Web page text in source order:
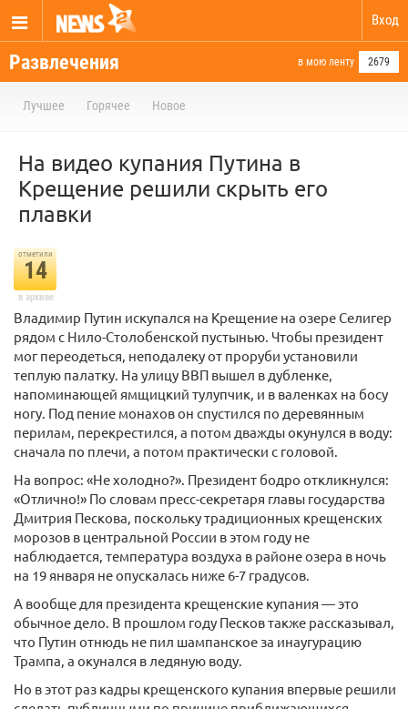
Вход
Развлечения в мою ленту 2679
Лучшее Горячее Новое
На видео купания Путина в
Крещение решили скрыть его
плавки
отметили
14
в архиве
Владимир Путин искупался на Крещение на озере Селигер
рядом с Нило-Столобенской пустынью. Чтобы президент
мог переодеться, неподалеку от проруби установили
теплую палатку. На улицу ВВП вышел в дубленке,
напоминающей ямщицкий тулупчик, и в валенках на босу
ногу. Под пение монахов он спустился по деревянным
перилам, перекрестился, а потом дважды окунулся в воду:
сначала по плечи, а потом практически с головой.
На вопрос: «Не холодно?». Президент бодро откликнулся:
«Отлично!» По словам пресс-секретаря главы государства
Дмитрия Пескова, поскольку традиционных крещенских
морозов в центральной России в этом году не
наблюдается, температура воздуха в районе озера в ночь
на 19 января не опускалась ниже 6-7 градусов.
А вообще для президента крещенские купания — это
обычное дело. В прошлом году Песков также рассказывал,
что Путин отнюдь не пил шампанское за инаугурацию
Трампа, а окунался в ледяную воду.
Но в этот раз кадры крещенского купания впервые решили